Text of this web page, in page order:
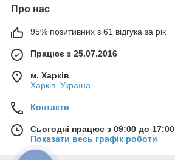
Про нас
95% позитивних з 61 відгука за рік
Працює з 25.07.2016
м. Харків
Харків, Україна
Контакти
Сьогодні працює з 09:00 до 17:00
Показати весь графік роботи